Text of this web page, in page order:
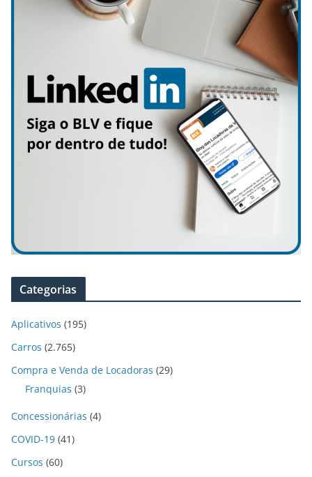
Categorias
Aplicativos (195)
Carros (2.765)
Compra e Venda de Locadoras (29)
Franquias (3)
Concessionárias (4)
COVID-19 (41)
Cursos (60)